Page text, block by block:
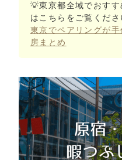
💡東京都全域でおすす
はこちらをご覧くださ
東京でペアリングが
房まとめ